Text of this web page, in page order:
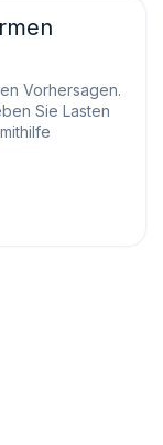
Vorhersagen.
Sie Lasten